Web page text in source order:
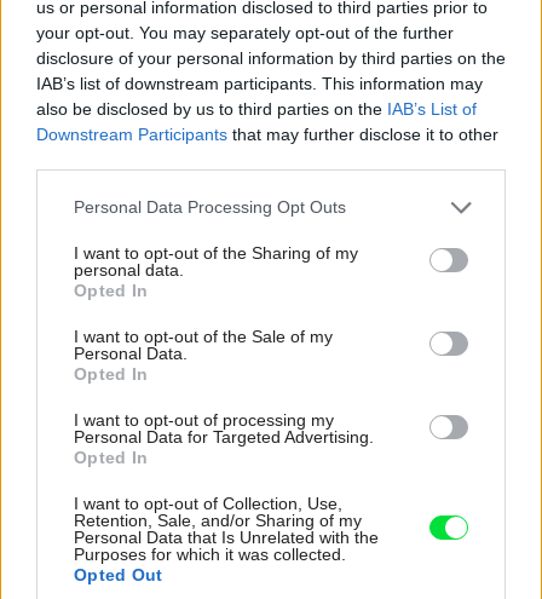
us or personal information disclosed to third parties prior to
your opt-out. You may separately opt-out of the further
disclosure of your personal information by third parties on the
IAB’s list of downstream participants. This information may
also be disclosed by us to third parties on the IAB’s List of
Downstream Participants that may further disclose it to other
Please note that this website/app uses one or more Google
not limited to your visit or usage behaviour. You may click to
grant or deny consent to Google and its third-party tags to
use your data for below specified purposes in below Google
consent section.
Personal Data Processing Opt Outs
I want to opt-out of the Sharing of my
personal data.
Opted In
I want to opt-out of the Sale of my
Personal Data.
Opted In
I want to opt-out of processing my
Personal Data for Targeted Advertising.
Opted In
I want to opt-out of Collection, Use,
Retention, Sale, and/or Sharing of my
Personal Data that Is Unrelated with the
Purposes for which it was collected.
Opted Out
podľa seba. Majú perfektné bývanie pre